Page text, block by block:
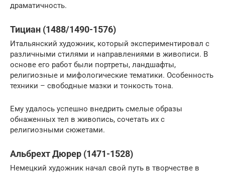
драматичность.
Тициан (1488/1490-1576)
Итальянский художник, который экспериментировал с
различными стилями и направлениями в живописи. В
основе его работ были портреты, ландшафты,
религиозные и мифологические тематики. Особенность
техники – свободные мазки и тонкость тона.
Ему удалось успешно внедрить смелые образы
обнаженных тел в живопись, сочетать их с
религиозными сюжетами.
Альбрехт Дюрер (1471-1528)
Немецкий художник начал свой путь в творчестве в